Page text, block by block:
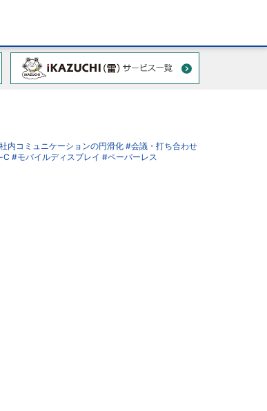
内コミュニケーションの円滑化 #会議・打ち合わせ
C #モバイルディスプレイ #ペーパーレス